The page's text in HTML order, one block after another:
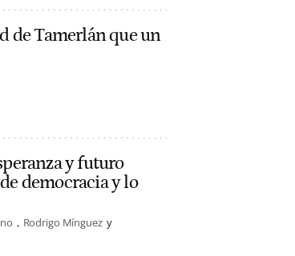
de Tamerlán que un
y futuro
democracia y lo
Rodrigo Mínguez